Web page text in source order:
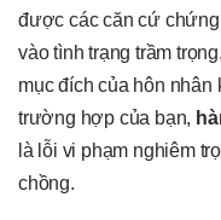
được các căn cứ chứng
vào tình trạng trầm
mục đích của hôn nhân
trường hợp của bạn,
là lỗi vi phạm nghiêm
chồng.